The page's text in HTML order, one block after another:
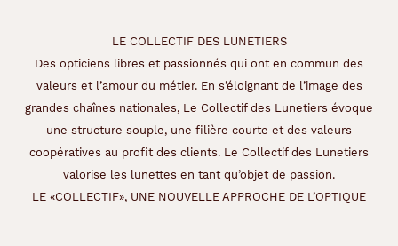
Gris
de
protection
LE COLLECTIF DES LUNETIERS
Des opticiens libres et passionnés qui ont en commun des
valeurs et l’amour du métier. En s’éloignant de l’image des
grandes chaînes nationales, Le Collectif des Lunetiers évoque
une structure souple, une filière courte et des valeurs
coopératives au profit des clients. Le Collectif des Lunetiers
valorise les lunettes en tant qu’objet de passion.
LE «COLLECTIF», UNE NOUVELLE APPROCHE DE L’OPTIQUE